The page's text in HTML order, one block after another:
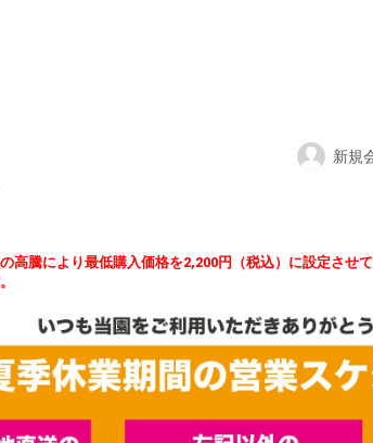
新規
高騰により最低購入価格を2,200円（税込）に設定させ